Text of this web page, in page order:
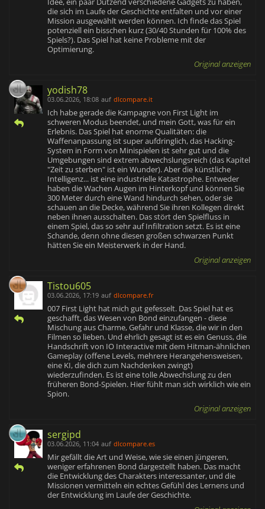
die sich im Laufe der Geschichte entfalten und vor einer
Mission ausgewählt werden können. Ich finde das Spiel
potenziell ein bisschen kurz (30/40 Stunden für 100% des
Spiels?). Das Spiel hat keine Probleme mit der
Optimierung.
Original anzeigen
yodish78
03.06.2026, 18:08 auf dlcompare.it
Ich habe gerade die Kampagne von First Light im
schweren Modus beendet, und mein Gott, was für ein
Erlebnis. Das Spiel hat enorme Qualitäten: die
Waffenanpassung ist super aufdringlich, das Hacking-
System in Form von Minispielen ist sehr gut und die
Umgebungen sind extrem abwechslungsreich (das Kapitel
"Zeit zu sterben" ist ein Wunder). Aber die künstliche
Intelligenz... ist eine industrielle Katastrophe. Entweder
haben die Wachen Augen im Hinterkopf und können Sie
300 Meter durch eine Wand hindurch sehen, oder sie
schauen an die Decke, während Sie ihren Kollegen direkt
neben ihnen ausschalten. Das stört den Spielfluss in
einem Spiel, das so sehr auf Infiltration setzt. Es ist eine
Schande, denn ohne diesen großen schwarzen Punkt
hätten Sie ein Meisterwerk in der Hand.
Original anzeigen
Tistou605
03.06.2026, 17:19 auf dlcompare.fr
007 First Light hat mich gut gefesselt. Das Spiel hat es
geschafft, das Wesen von Bond einzufangen - diese
Mischung aus Charme, Gefahr und Klasse, die wir in den
Filmen so lieben. Und ehrlich gesagt ist es ein Genuss, die
Handschrift von IO Interactive mit dem Hitman-ähnlichen
Gameplay (offene Levels, mehrere Herangehensweisen,
eine KI, die dich zum Nachdenken zwingt)
wiederzufinden. Es ist eine tolle Abwechslung zu den
früheren Bond-Spielen. Hier fühlt man sich wirklich wie ein
Spion.
Original anzeigen
sergipd
03.06.2026, 11:04 auf dlcompare.es
Mir gefällt die Art und Weise, wie sie einen jüngeren,
weniger erfahrenen Bond dargestellt haben. Das macht
die Entwicklung des Charakters interessanter, und die
Missionen vermitteln ein echtes Gefühl des Lernens und
der Entwicklung im Laufe der Geschichte.